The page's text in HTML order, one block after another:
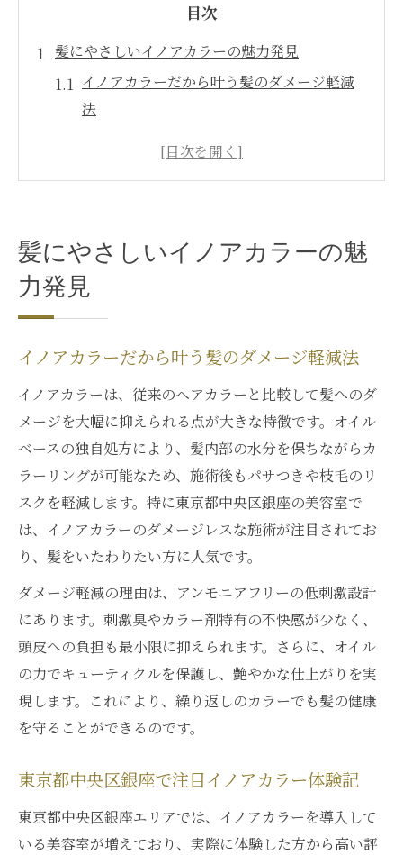
目次
髪にやさしいイノアカラーの魅力発見
イノアカラーだから叶う髪のダメージ軽減
法
オイルカラーならではの透明感とツヤが魅
力
ダメージレスを叶える銀座の新提案
イノアカラー採用で銀座美容が変わる理由
ダメージケア重視の新しいヘアカラー体験
銀座で話題のイノアカラーと髪質改善術
イノアカラーが導くやさしいカラーチェン
ジ
東京都中央区銀座で進化するオイルカラー
美しい発色を求める方へイノアカラー体験
イノアカラーで実感する発色と色持ちの違
い
髪にやさしいカラーで理想の仕上がりを実
現
イノアカラーで叶う透明感と上品なツヤ髪
ラー
口コミで話題のイノアカラー美髪体験まと
め
髪にやさしいイノアカラーの魅
力発見
イノアカラーだから叶う髪のダメージ軽減法
イノアカラーは、従来のヘアカラーと比較して髪へのダ
メージを大幅に抑えられる点が大きな特徴です。オイル
ベースの独自処方により、髪内部の水分を保ちながらカ
ラーリングが可能なため、施術後もパサつきや枝毛のリ
スクを軽減します。特に東京都中央区銀座の美容室で
は、イノアカラーのダメージレスな施術が注目されてお
り、髪をいたわりたい方に人気です。
ダメージ軽減の理由は、アンモニアフリーの低刺激設計
にあります。刺激臭やカラー剤特有の不快感が少なく、
頭皮への負担も最小限に抑えられます。さらに、オイル
の力でキューティクルを保護し、艶やかな仕上がりを実
現します。これにより、繰り返しのカラーでも髪の健康
を守ることができるのです。
東京都中央区銀座で注目イノアカラー体験記
東京都中央区銀座エリアでは、イノアカラーを導入して
いる美容室が増えており、実際に体験した方から高い評